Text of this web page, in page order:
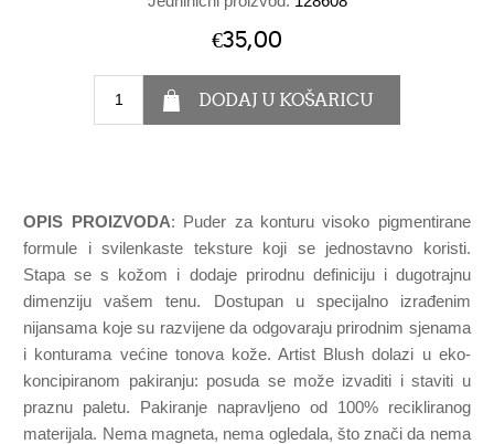
€35,00
OPIS PROIZVODA: Puder za konturu visoko pigmentirane
formule i svilenkaste teksture koji se jednostavno koristi.
Stapa se s kožom i dodaje prirodnu definiciju i dugotrajnu
dimenziju vašem tenu. Dostupan u specijalno izrađenim
nijansama koje su razvijene da odgovaraju prirodnim sjenama
i konturama većine tonova kože. Artist Blush dolazi u eko-
koncipiranom pakiranju: posuda se može izvaditi i staviti u
praznu paletu. Pakiranje napravljeno od 100% recikliranog
materijala. Nema magneta, nema ogledala, što znači da nema